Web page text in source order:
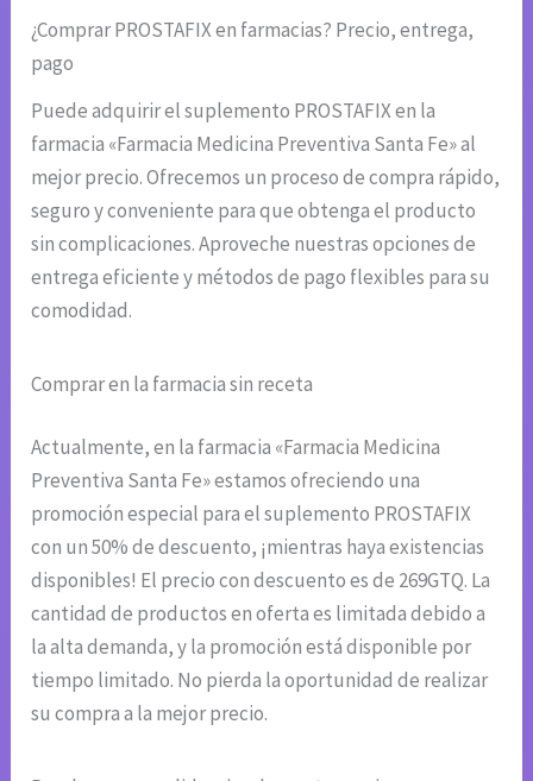
¿Comprar PROSTAFIX en farmacias? Precio, entrega,
pago
Puede adquirir el suplemento PROSTAFIX en la
farmacia «Farmacia Medicina Preventiva Santa Fe» al
mejor precio. Ofrecemos un proceso de compra rápido,
seguro y conveniente para que obtenga el producto
sin complicaciones. Aproveche nuestras opciones de
entrega eficiente y métodos de pago flexibles para su
comodidad.
Comprar en la farmacia sin receta
Actualmente, en la farmacia «Farmacia Medicina
Preventiva Santa Fe» estamos ofreciendo una
promoción especial para el suplemento PROSTAFIX
con un 50% de descuento, ¡mientras haya existencias
disponibles! El precio con descuento es de 269GTQ. La
cantidad de productos en oferta es limitada debido a
la alta demanda, y la promoción está disponible por
tiempo limitado. No pierda la oportunidad de realizar
su compra a la mejor precio.